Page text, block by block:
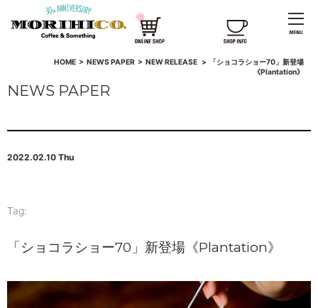
HOME> NEWS PAPER> NEW RELEASE >
「ショコラショー70」新登場
《Plantation》
NEWS PAPER
2022.02.10 Thu
Tag:
「ショコラショー70」新登場《Plantation》